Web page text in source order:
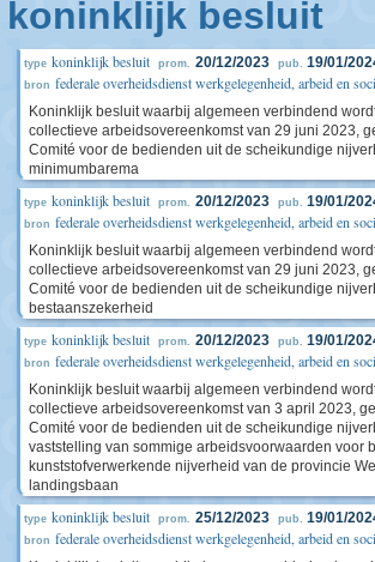
koninklijk besluit
type koninklijk besluit prom. 20/12/2023 pub. 19/01/
bron federale overheidsdienst werkgelegenheid, arbeid en
Koninklijk besluit waarbij algemeen verbindend
collectieve arbeidsovereenkomst van 29 juni 2023,
Comité voor de bedienden uit de scheikundige
minimumbarema
type koninklijk besluit prom. 20/12/2023 pub. 19/01/
bron federale overheidsdienst werkgelegenheid, arbeid en
Koninklijk besluit waarbij algemeen verbindend
collectieve arbeidsovereenkomst van 29 juni 2023,
Comité voor de bedienden uit de scheikundige
bestaanszekerheid
type koninklijk besluit prom. 20/12/2023 pub. 19/01/
bron federale overheidsdienst werkgelegenheid, arbeid en
Koninklijk besluit waarbij algemeen verbindend
collectieve arbeidsovereenkomst van 3 april 2023,
Comité voor de bedienden uit de scheikundige
vaststelling van sommige arbeidsvoorwaarden voor
kunststofverwerkende nijverheid van de provincie
landingsbaan
type koninklijk besluit prom. 25/12/2023 pub. 19/01/
bron federale overheidsdienst werkgelegenheid, arbeid en